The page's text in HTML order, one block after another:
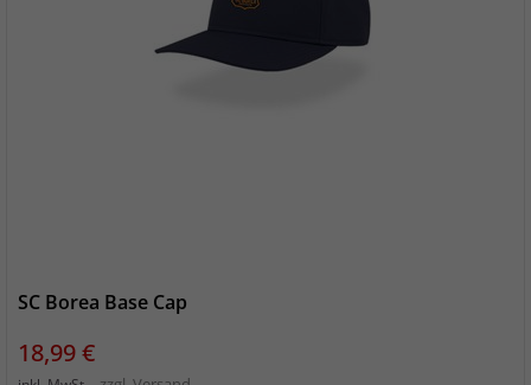
SC Borea Base Cap
Preis
18,99 €